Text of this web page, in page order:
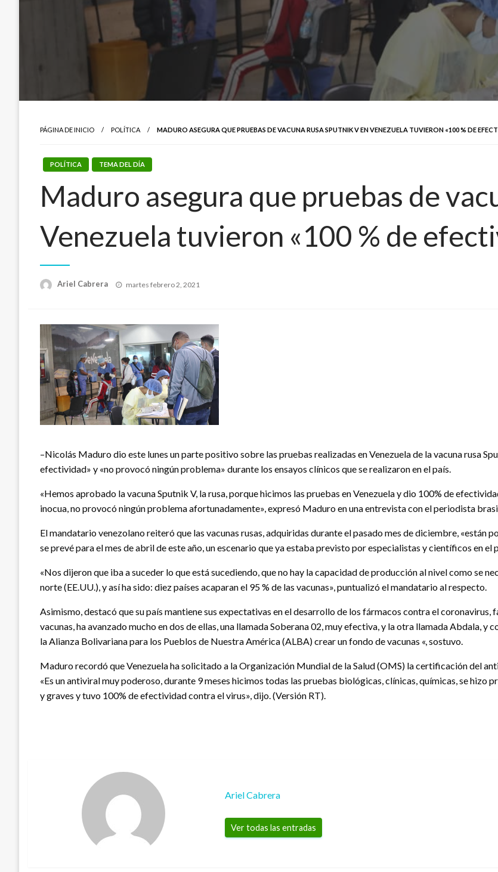
PÁGINA DE INICIO POLÍTICA MADURO ASEGURA QUE PRUEBAS DE VACUNA RUSA SPUTNIK V EN VENEZUELA TUVIERON «100 % DE
POLÍTICA TEMA DEL DÍA
Maduro asegura que pruebas de
Venezuela tuvieron «100 % de
Ariel Cabrera
Publicado
martes febrero 2, 2021
–Nicolás Maduro dio este lunes un parte positivo sobre las pruebas realizadas en Venezuela de la vacuna rusa
efectividad» y «no provocó ningún problema» durante los ensayos clínicos que se realizaron en el país.
«Hemos aprobado la vacuna Sputnik V, la rusa, porque hicimos las pruebas en Venezuela y dio 100% de
inocua, no provocó ningún problema afortunadamente», expresó Maduro en una entrevista con el periodista
El mandatario venezolano reiteró que las vacunas rusas, adquiridas durante el pasado mes de diciembre, «están
se prevé para el mes de abril de este año, un escenario que ya estaba previsto por especialistas y científicos en el
«Nos dijeron que iba a suceder lo que está sucediendo, que no hay la capacidad de producción al nivel como se
norte (EE.UU.), y así ha sido: diez países acaparan el 95 % de las vacunas», puntualizó el mandatario al respecto.
Asimismo, destacó que su país mantiene sus expectativas en el desarrollo de los fármacos contra el
vacunas, ha avanzado mucho en dos de ellas, una llamada Soberana 02, muy efectiva, y la otra llamada Abdala, y
la Alianza Bolivariana para los Pueblos de Nuestra América (ALBA) crear un fondo de vacunas «, sostuvo.
Maduro recordó que Venezuela ha solicitado a la Organización Mundial de la Salud (OMS) la certificación del
«Es un antiviral muy poderoso, durante 9 meses hicimos todas las pruebas biológicas, clínicas, químicas, se hizo
y graves y tuvo 100% de efectividad contra el virus», dijo. (Versión RT).
Ariel Cabrera
Ver todas las entradas